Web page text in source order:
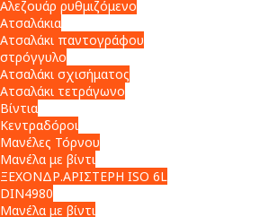
Αλεζουάρ ρυθμιζόμενο
Ατσαλάκια
Ατσαλάκι παντογράφου
στρόγγυλο
Ατσαλάκι σχισήματος
Ατσαλάκι τετράγωνο
Βίντια
Κεντραδόροι
Μανέλες Τόρνου
Μανέλα με βίντι
ΞΕΧΟΝΔΡ.ΑΡΙΣΤΕΡΗ ISO 6L
DIN4980
Μανέλα με βίντι